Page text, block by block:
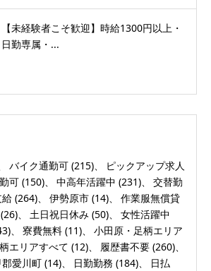
【未経験者こそ歓迎】時給1300円以上・
日勤専属・...
バイク通勤可 (215)
ピックアップ求人
可 (150) 中高年活躍中 (231)
交替勤
(264) 伊勢原市 (14)
作業服無償貸
(26) 土日祝日休み (50)
女性活躍中
寮費無料 (11)
小田原・足柄エリア
エリアすべて (12) 履歴書不要 (260)
愛川町 (14) 日勤勤務 (184)
日払